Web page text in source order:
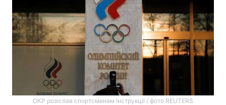
ОКР розіслав спортсменам інструкції / фото REUTERS